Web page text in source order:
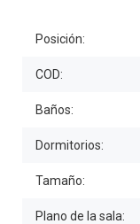
Posición:
COD:
Baños:
Dormitorios:
Tamaño:
Plano de la sala: